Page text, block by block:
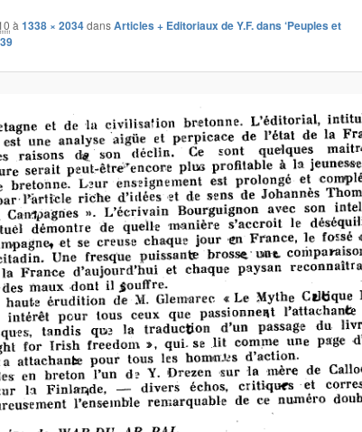
à 1338 × 2034dansArticles + Editoriaux de Y.F. dans ‘Peuples et